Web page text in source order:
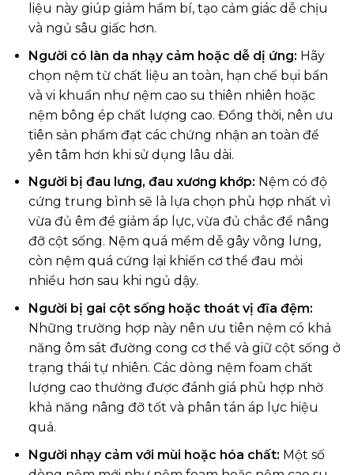
liệu này giúp giảm hầm bí, tạo cảm giác dễ chịu
và ngủ sâu giấc hơn.
Người có làn da nhạy cảm hoặc dễ dị ứng: Hãy
chọn nệm từ chất liệu an toàn, hạn chế bụi bẩn
và vi khuẩn như nệm cao su thiên nhiên hoặc
nệm bông ép chất lượng cao. Đồng thời, nên ưu
tiên sản phẩm đạt các chứng nhận an toàn để
yên tâm hơn khi sử dụng lâu dài.
Người bị đau lưng, đau xương khớp: Nệm có độ
cứng trung bình sẽ là lựa chọn phù hợp nhất vì
vừa đủ êm để giảm áp lực, vừa đủ chắc để nâng
đỡ cột sống. Nệm quá mềm dễ gây võng lưng,
còn nệm quá cứng lại khiến cơ thể đau mỏi
nhiều hơn sau khi ngủ dậy.
Người bị gai cột sống hoặc thoát vị đĩa đệm:
Những trường hợp này nên ưu tiên nệm có khả
năng ôm sát đường cong cơ thể và giữ cột sống ở
trạng thái tự nhiên. Các dòng nệm foam chất
lượng cao thường được đánh giá phù hợp nhờ
khả năng nâng đỡ tốt và phân tán áp lực hiệu
quả.
Người nhạy cảm với mùi hoặc hóa chất: Một số